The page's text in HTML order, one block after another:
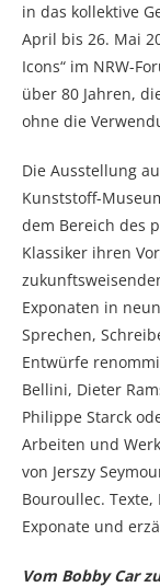
in das kollektive
April bis 26. Mai
Icons“ im NRW-
über 80 Jahren,
ohne die
Die Ausstellung
Kunststoff-
dem Bereich des
Klassiker ihren
Exponaten in
Sprechen,
Entwürfe
Bellini, Dieter
Philippe Starck
Arbeiten und
von Jerszy
Bouroullec.
Exponate und
Vom Bobby Car